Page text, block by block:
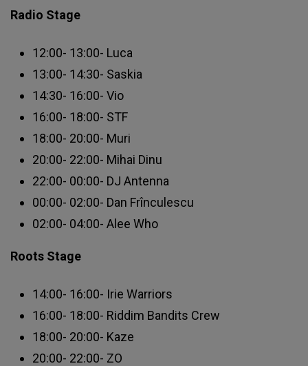
Radio Stage
12:00- 13:00- Luca
13:00- 14:30- Saskia
14:30- 16:00- Vio
16:00- 18:00- STF
18:00- 20:00- Muri
20:00- 22:00- Mihai Dinu
22:00- 00:00- DJ Antenna
00:00- 02:00- Dan Frînculescu
02:00- 04:00- Alee Who
Roots Stage
14:00- 16:00- Irie Warriors
16:00- 18:00- Riddim Bandits Crew
18:00- 20:00- Kaze
20:00- 22:00- ZO